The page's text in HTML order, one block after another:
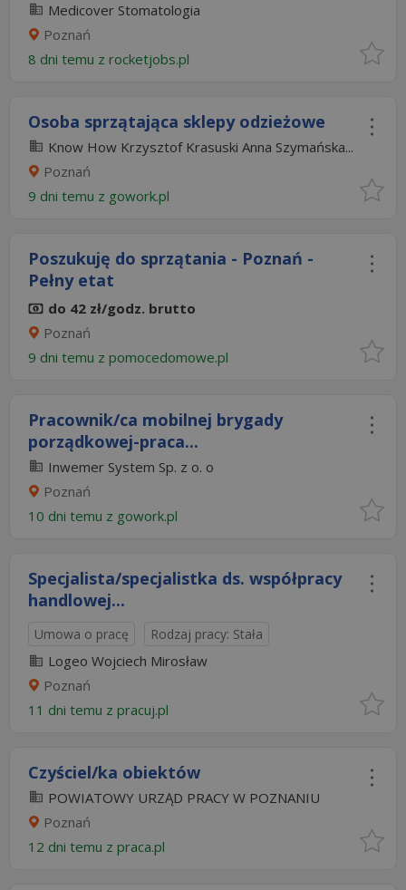
Medicover Stomatologia
Poznań
8 dni temu z rocketjobs.pl
Osoba sprzątająca sklepy odzieżowe
Know How Krzysztof Krasuski Anna Szymańska...
Poznań
9 dni temu z gowork.pl
Poszukuję do sprzątania - Poznań -
Pełny etat
do 42 zł/godz. brutto
Poznań
9 dni temu z pomocedomowe.pl
Pracownik/ca mobilnej brygady
porządkowej-praca...
Inwemer System Sp. z o. o
Poznań
10 dni temu z gowork.pl
Specjalista/specjalistka ds. współpracy
handlowej...
Umowa o pracę Rodzaj pracy: Stała
Logeo Wojciech Mirosław
Poznań
11 dni temu z pracuj.pl
Czyściel/ka obiektów
POWIATOWY URZĄD PRACY W POZNANIU
Poznań
12 dni temu z praca.pl